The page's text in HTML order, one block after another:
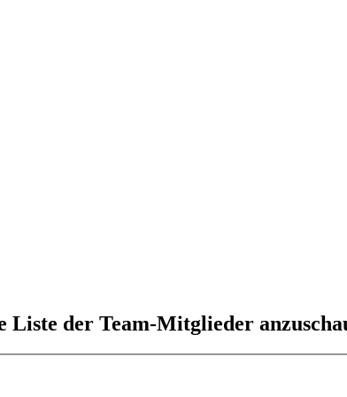
Liste der Team-Mitglieder